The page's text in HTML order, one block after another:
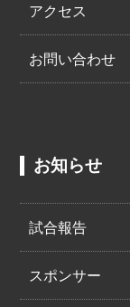
アクセス
お問い合わせ
お知らせ
試合報告
スポンサー